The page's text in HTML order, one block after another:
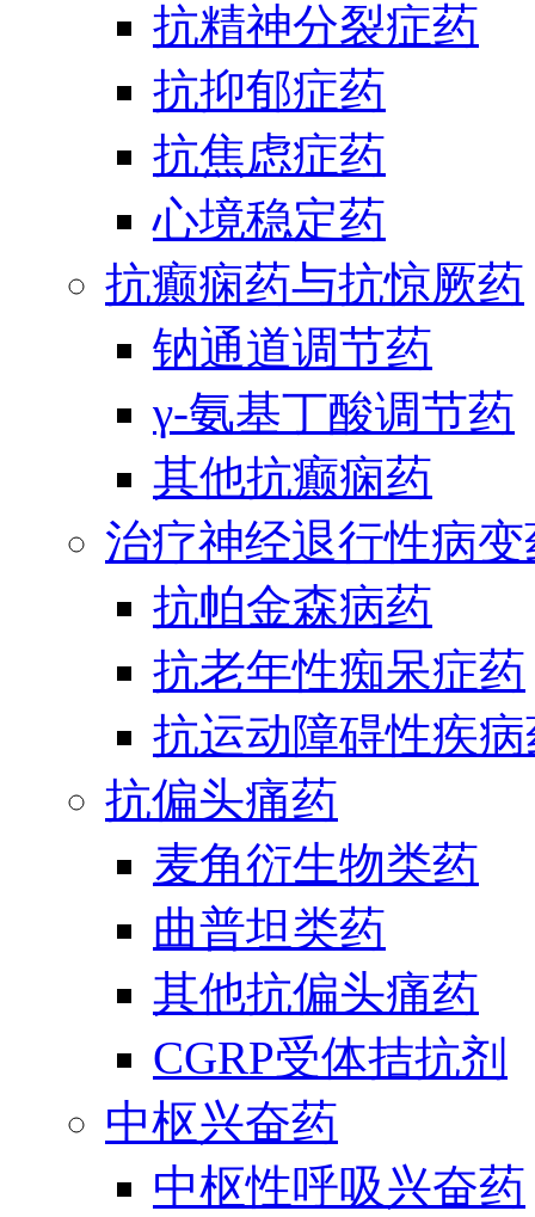
抗精神分裂症药
抗抑郁症药
抗焦虑症药
心境稳定药
抗癫痫药与抗惊厥药
钠通道调节药
γ-氨基丁酸调节药
其他抗癫痫药
治疗神经退行性病
抗帕金森病药
抗老年性痴呆症药
抗运动障碍性疾
抗偏头痛药
麦角衍生物类药
曲普坦类药
其他抗偏头痛药
CGRP受体拮抗剂
中枢兴奋药
中枢性呼吸兴奋药